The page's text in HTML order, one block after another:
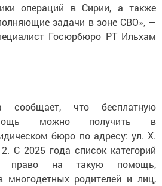
операций в Сирии, а также
задачи в зоне СВО», —
Госюрбюро РТ Ильхам
сообщает, что бесплатную
можно получить в
бюро по адресу: ул. Х.
С 2025 года список категорий
право на такую помощь,
многодетных родителей и лиц,